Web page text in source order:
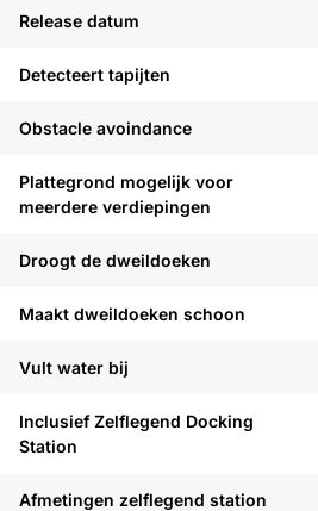
Release datum
Detecteert tapijten
Obstacle avoindance
Plattegrond mogelijk voor
meerdere verdiepingen
Droogt de dweildoeken
Maakt dweildoeken schoon
Vult water bij
Inclusief Zelflegend Docking
Station
Afmetingen zelflegend station